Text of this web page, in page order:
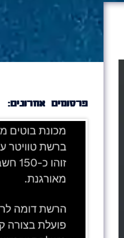
פרסומים אחרונים: